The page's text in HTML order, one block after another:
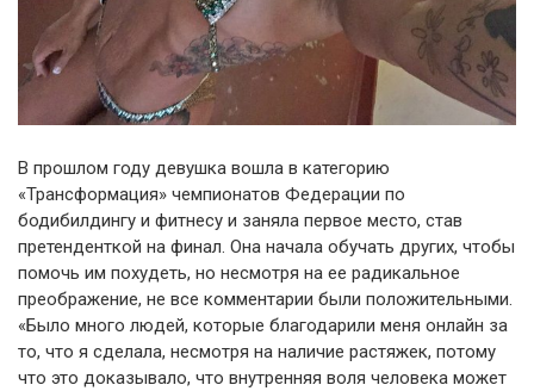
В прошлом году девушка вошла в категорию
«Трансформация» чемпионатов Федерации по
бодибилдингу и фитнесу и заняла первое место, став
претенденткой на финал. Она начала обучать других, чтобы
помочь им похудеть, но несмотря на ее радикальное
преображение, не все комментарии были положительными.
«Было много людей, которые благодарили меня онлайн за
то, что я сделала, несмотря на наличие растяжек, потому
что это доказывало, что внутренняя воля человека может